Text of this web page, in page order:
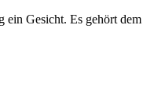
Gesicht. Es gehört